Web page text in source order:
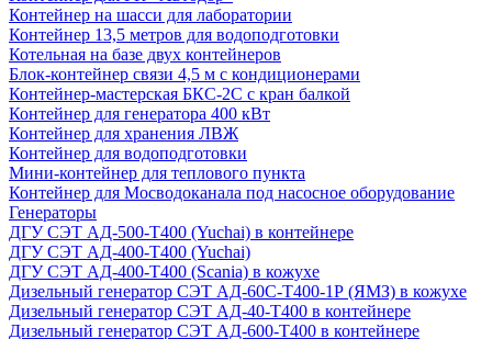
Контейнер на шасси для лаборатории
Контейнер 13,5 метров для водоподготовки
Котельная на базе двух контейнеров
Блок-контейнер связи 4,5 м с кондиционерами
Контейнер-мастерская БКС-2С с кран балкой
Контейнер для генератора 400 кВт
Контейнер для хранения ЛВЖ
Контейнер для водоподготовки
Мини-контейнер для теплового пункта
Контейнер для Мосводоканала под насосное оборудование
Генераторы
ДГУ СЭТ АД-500-Т400 (Yuchai) в контейнере
ДГУ СЭТ АД-400-Т400 (Yuchai)
ДГУ СЭТ АД-400-Т400 (Scania) в кожухе
Дизельный генератор СЭТ АД-60С-Т400-1Р (ЯМЗ) в кожухе
Дизельный генератор СЭТ АД-40-Т400 в контейнере
Дизельный генератор СЭТ АД-600-Т400 в контейнере